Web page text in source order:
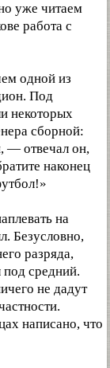
уже читаем
работа с
одной из
Под
некоторых
сборной:
— отвечал он,
наконец
на
Безусловно,
разряда,
средний.
не дадут
написано, что